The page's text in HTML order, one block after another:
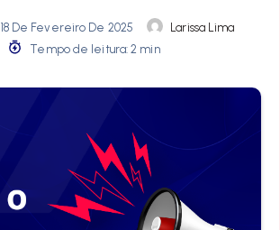
18 De Fevereiro De 2025
Larissa Lima
Tempo de leitura: 2 min